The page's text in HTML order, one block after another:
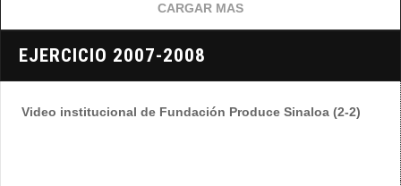
CARGAR MAS
EJERCICIO 2007-2008
Video institucional de Fundación Produce Sinaloa (2-2)